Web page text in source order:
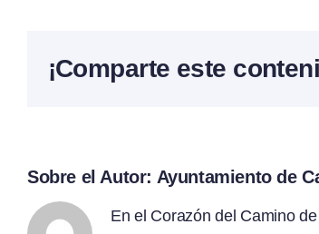
¡Comparte este
Sobre el Autor: Ayuntamiento de
En el Corazón del Camino